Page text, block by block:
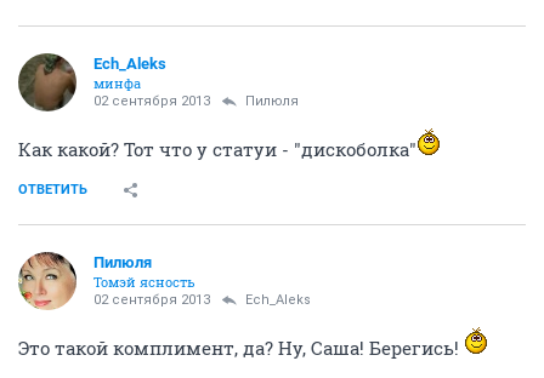
Ech_Aleks
минфа
02 сентября 2013 Пилюля
Как какой? Тот что у статуи - "дискоболка"
ОТВЕТИТЬ
Пилюля
Томэй ясность
02 сентября 2013 Ech_Aleks
Это такой комплимент, да? Ну, Саша! Берегись!